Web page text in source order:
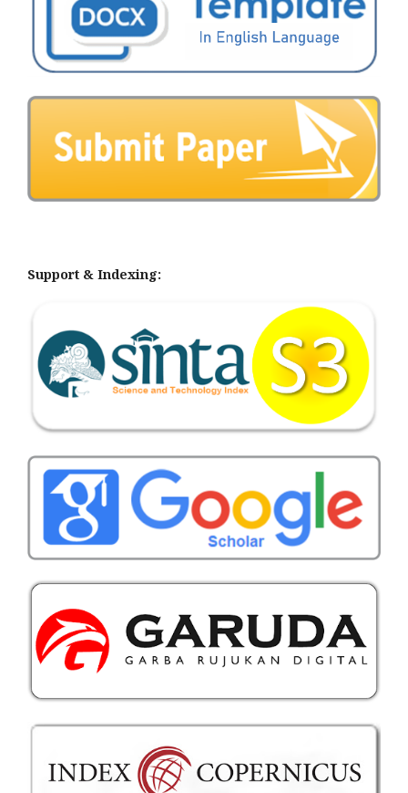
Support & Indexing: